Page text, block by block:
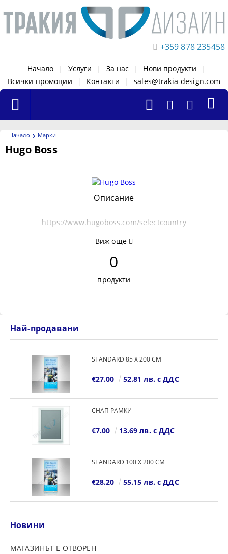
+359 878 235458
Начало Услуги За нас Нови продукти
Всички промоции
Контакти sales@trakia-design.com
Начало Марки
Hugo Boss
Описание
https://www.hugoboss.com/selectcountry
Виж още
0
продукти
Най-продавани
STANDARD 85 Х 200 СМ
€27.00 52.81 лв. с ДДС
СНАП РАМКИ
€7.00 13.69 лв. с ДДС
STANDARD 100 Х 200 СМ
€28.20 55.15 лв. с ДДС
Новини
МАГАЗИНЪТ Е ОТВОРЕН